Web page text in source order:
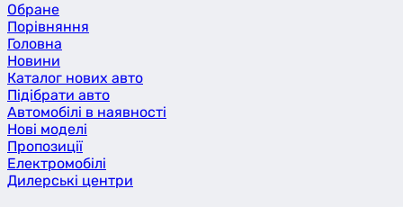
Обране
Порівняння
Головна
Новини
Каталог нових авто
Підібрати авто
Автомобілі в наявності
Нові моделі
Пропозиції
Eлектромобілі
Дилерські центри